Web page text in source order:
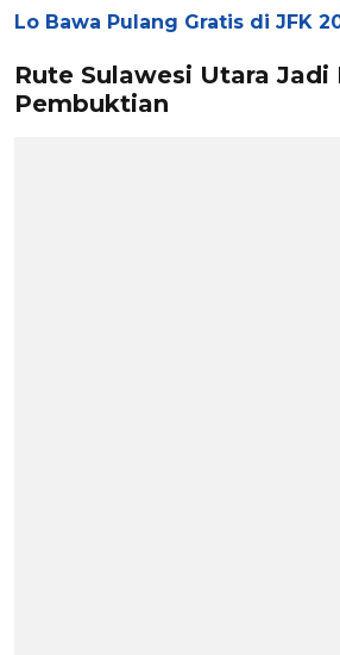
Lo Bawa Pulang Gratis di JFK
Rute Sulawesi Utara Jadi
Pembuktian